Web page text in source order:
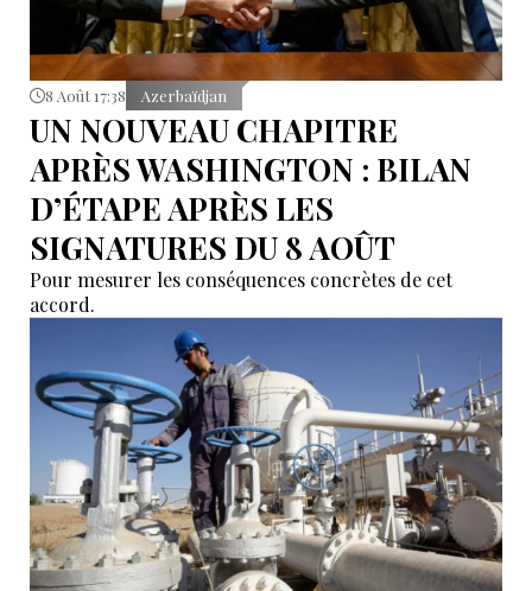
8 Août 17:38 Azerbaïdjan
UN NOUVEAU CHAPITRE
APRÈS WASHINGTON : BILAN
D’ÉTAPE APRÈS LES
SIGNATURES DU 8 AOÛT
Pour mesurer les conséquences concrètes de cet
accord.